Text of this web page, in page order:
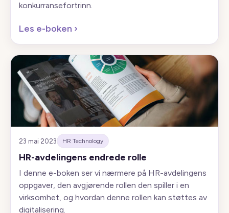
konkurransefortrinn.
Les e-boken ›
23 mai 2023 HR Technology
HR-avdelingens endrede rolle
I denne e-boken ser vi nærmere på HR-avdelingens
oppgaver, den avgjørende rollen den spiller i en
virksomhet, og hvordan denne rollen kan støttes av
digitalisering.